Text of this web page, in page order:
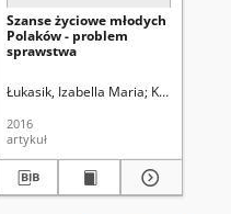
Curie-Skłodowskiej (Lublin)
Szanse życiowe młodych
Polaków - problem
sprawstwa
Łukasik, Izabella Maria Kirenko,
2016
artykuł